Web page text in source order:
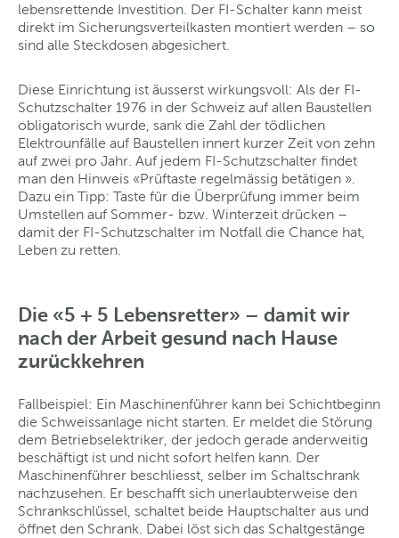
lebensrettende Investition. Der FI-Schalter kann meist
direkt im Sicherungsverteilkasten montiert werden – so
sind alle Steckdosen abgesichert.
Diese Einrichtung ist äusserst wirkungsvoll: Als der FI-
Schutzschalter 1976 in der Schweiz auf allen Baustellen
obligatorisch wurde, sank die Zahl der tödlichen
Elektrounfälle auf Baustellen innert kurzer Zeit von zehn
auf zwei pro Jahr. Auf jedem FI-Schutzschalter findet
man den Hinweis «Prüftaste regelmässig betätigen ».
Dazu ein Tipp: Taste für die Überprüfung immer beim
Umstellen auf Sommer- bzw. Winterzeit drücken –
damit der FI-Schutzschalter im Notfall die Chance hat,
Leben zu retten.
Die «5 + 5 Lebensretter» – damit wir
nach der Arbeit gesund nach Hause
zurückkehren
Fallbeispiel: Ein Maschinenführer kann bei Schichtbeginn
die Schweissanlage nicht starten. Er meldet die Störung
dem Betriebselektriker, der jedoch gerade anderweitig
beschäftigt ist und nicht sofort helfen kann. Der
Maschinenführer beschliesst, selber im Schaltschrank
nachzusehen. Er beschafft sich unerlaubterweise den
Schrankschlüssel, schaltet beide Hauptschalter aus und
öffnet den Schrank. Dabei löst sich das Schaltgestänge